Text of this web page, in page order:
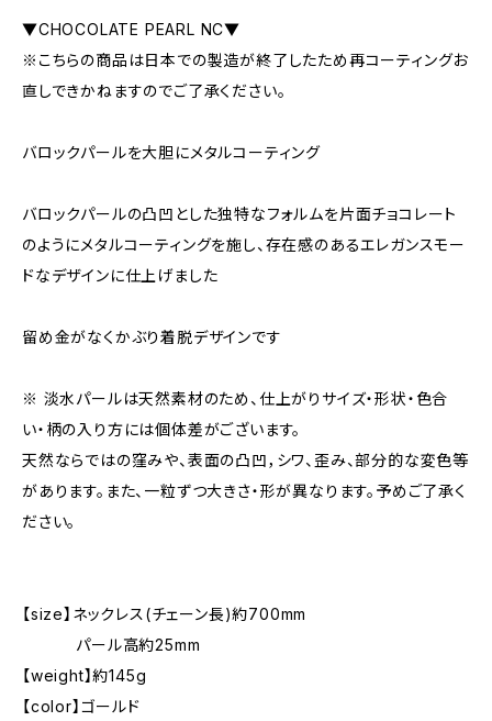
▼CHOCOLATE PEARL NC▼
※こちらの商品は日本での製造が終了したため再コーティングお
直しできかねますのでご了承ください。
バロックパールを大胆にメタルコーティング
バロックパールの凸凹とした独特なフォルムを片面チョコレート
のようにメタルコーティングを施し、存在感のあるエレガンスモー
ドなデザインに仕上げました
留め金がなくかぶり着脱デザインです
※ 淡水パールは天然素材のため、仕上がりサイズ・形状・色合
い・柄の入り方には個体差がございます。
天然ならではの窪みや、表面の凸凹，シワ、歪み、部分的な変色等
があります。また、一粒ずつ大きさ・形が異なります。予めご了承く
ださい。
【size】ネックレス(チェーン長)約700mm
パール高約25mm
【weight】約145g
【color】ゴールド